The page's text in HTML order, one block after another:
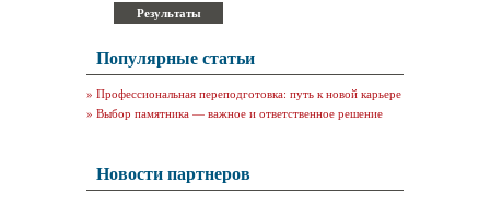
Популярные статьи
» Профессиональная переподготовка: путь к новой карьере
» Выбор памятника — важное и ответственное решение
Новости партнеров